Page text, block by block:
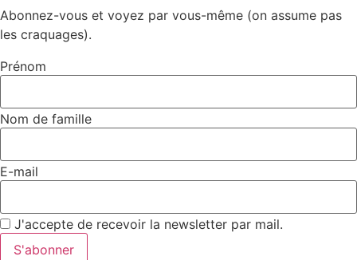
Abonnez-vous et voyez par vous-même (on assume pas
les craquages).
Prénom
Nom de famille
E-mail
J'accepte de recevoir la newsletter par mail.